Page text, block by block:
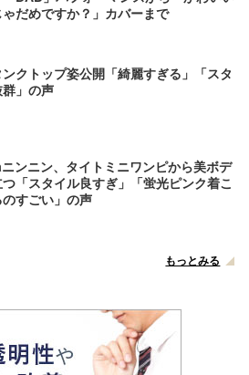
だめですか？」カバーまで
クトップ姿公開「綺麗すぎる」「スタ
」の声
ンニン、タイトミニワンピから美ボデ
つ「スタイル良すぎ」「蛍光ピンク着こ
すごい」の声
もっとみる